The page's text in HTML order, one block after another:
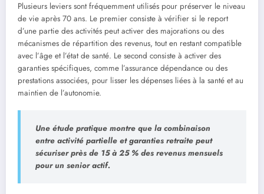
Plusieurs leviers sont fréquemment utilisés pour préserver le niveau
de vie après 70 ans. Le premier consiste à vérifier si le report
d’une partie des activités peut activer des majorations ou des
mécanismes de répartition des revenus, tout en restant compatible
avec l’âge et l’état de santé. Le second consiste à activer des
garanties spécifiques, comme l’assurance dépendance ou des
prestations associées, pour lisser les dépenses liées à la santé et au
maintien de l’autonomie.
Une étude pratique montre que la combinaison
entre activité partielle et garanties retraite peut
sécuriser près de 15 à 25 % des revenus mensuels
pour un senior actif.